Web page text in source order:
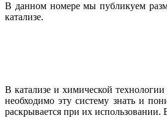
В данном номере мы публикуем
катализе.
В катализе и химической
необходимо эту систему знать и
раскрывается при их